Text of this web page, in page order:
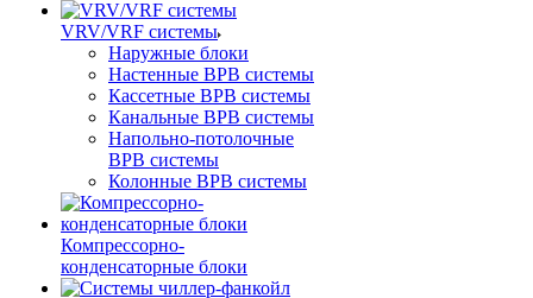
VRV/VRF системы
Наружные блоки
Настенные ВРВ системы
Кассетные ВРВ системы
Канальные ВРВ системы
Напольно-потолочные
ВРВ системы
Колонные ВРВ системы
Компрессорно-
конденсаторные блоки